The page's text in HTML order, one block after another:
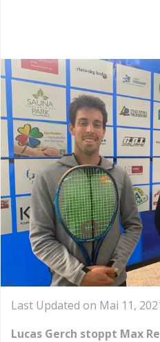
Last Updated on Mai 11,
Lucas Gerch stoppt Max